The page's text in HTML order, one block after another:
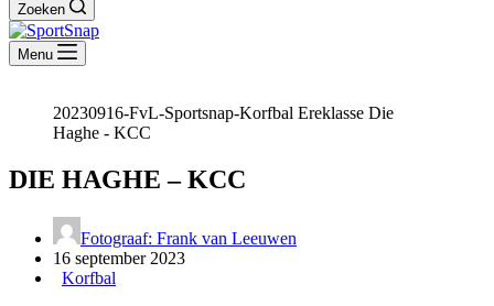
Zoeken
Menu
20230916-FvL-Sportsnap-Korfbal Ereklasse Die
Haghe - KCC
DIE HAGHE – KCC
Fotograaf: Frank van Leeuwen
16 september 2023
Korfbal